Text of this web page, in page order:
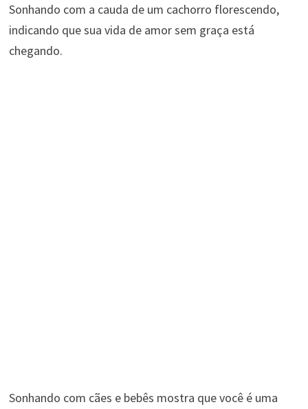
Sonhando com a cauda de um cachorro florescendo,
indicando que sua vida de amor sem graça está
chegando.
Sonhando com cães e bebês mostra que você é uma